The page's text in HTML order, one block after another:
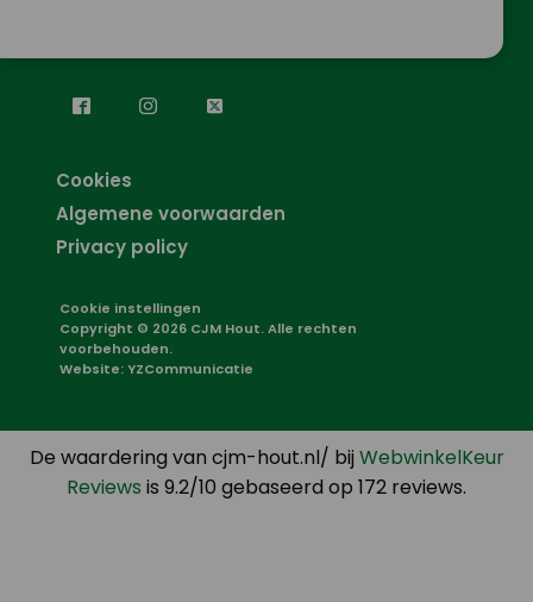
Cookie instellingen
Copyright © 2026 CJM Hout. Alle rechten
voorbehouden.
Website:YZCommunicatie
Cookies
Algemene voorwaarden
Privacy policy
De waardering van cjm-hout.nl/ bij WebwinkelKeur
Reviews is 9.2/10 gebaseerd op 172 reviews.